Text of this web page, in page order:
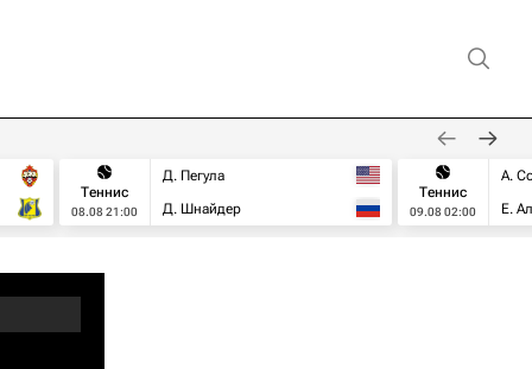
Теннис
08.08 21:00
Д. Пегула
Д. Шнайдер
Теннис
09.08 02:00
А.
Е.